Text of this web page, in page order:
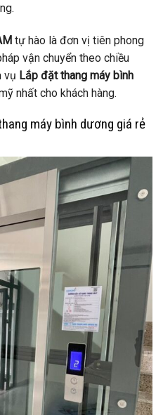
tự hào là đơn vị tiên phong
vận chuyển theo chiều
vụ Lắp đặt thang máy bình
nhất cho khách hàng.
máy bình dương giá rẻ